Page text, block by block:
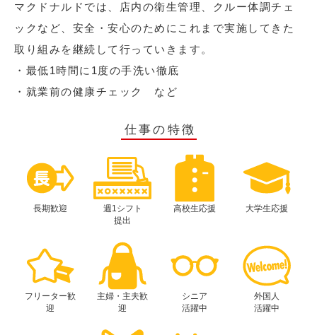
マクドナルドでは、店内の衛生管理、クルー体調チェ
ックなど、安全・安心のためにこれまで実施してきた
取り組みを継続して行っていきます。
・最低1時間に1度の手洗い徹底
・就業前の健康チェック など
仕事の特徴
長期歓迎
週1シフト
提出
高校生応援 大学生応援
フリーター歓
迎
主婦・主夫歓
迎
シニア
活躍中
外国人
活躍中